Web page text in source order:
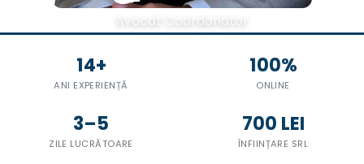
Avocat Coordonator
14+
ANI EXPERIENȚĂ
100%
ONLINE
3–5
ZILE LUCRĂTOARE
700 LEI
ÎNFIINȚARE SRL